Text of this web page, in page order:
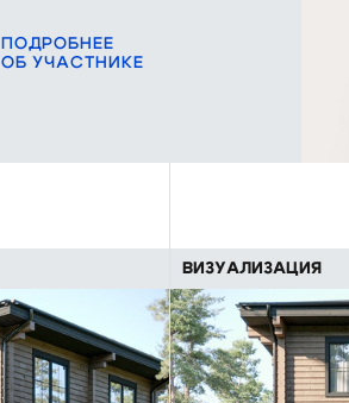
ПОДРОБНЕЕ
ОБ УЧАСТНИКЕ
ВИЗУАЛИЗАЦИЯ